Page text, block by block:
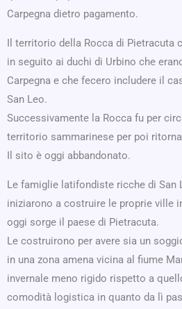
Carpegna dietro pagamento.
Il territorio della Rocca di Pietracuta
in seguito ai duchi di Urbino che
Carpegna e che fecero includere il
San Leo.
Successivamente la Rocca fu per
territorio sammarinese per poi
Il sito è oggi abbandonato.
Le famiglie latifondiste ricche di San
iniziarono a costruire le proprie ville
oggi sorge il paese di Pietracuta.
Le costruirono per avere sia un
in una zona amena vicina al fiume
invernale meno rigido rispetto a
comodità logistica in quanto da lì